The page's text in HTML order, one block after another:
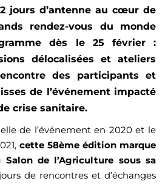
jours d’antenne au cœur de
rendez-vous du monde
dès le 25 février :
délocalisées et ateliers
des participants et
de l’événement impacté
crise sanitaire.
de l’événement en 2020 et le
cette 58ème édition marque
de l’Agriculture sous sa
de rencontres et d’échanges